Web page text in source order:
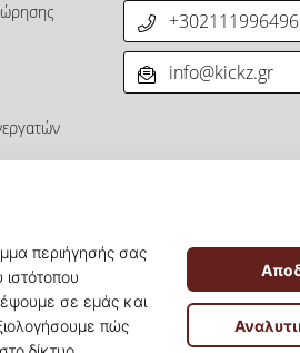
+302111996496
info@kickz.gr